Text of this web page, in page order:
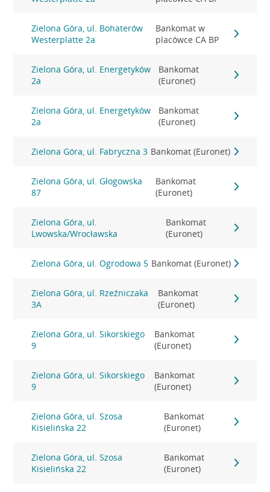
Zielona Góra, ul. Bohaterów
Westerplatte 2a
Bankomat w
placówce CA BP
Zielona Góra, ul. Energetyków
2a
Bankomat
(Euronet)
Zielona Góra, ul. Energetyków
2a
Bankomat
(Euronet)
Zielona Góra, ul. Fabryczna 3 Bankomat (Euronet)
Zielona Góra, ul. Głogowska
87
Bankomat
(Euronet)
Zielona Góra, ul.
Lwowska/Wrocławska
Bankomat
(Euronet)
Zielona Góra, ul. Ogrodowa 5 Bankomat (Euronet)
Zielona Góra, ul. Rzeźniczaka
3A
Bankomat
(Euronet)
Zielona Góra, ul. Sikorskiego
9
Bankomat
(Euronet)
Zielona Góra, ul. Sikorskiego
9
Bankomat
(Euronet)
Zielona Góra, ul. Szosa
Kisielińska 22
Bankomat
(Euronet)
Zielona Góra, ul. Szosa
Kisielińska 22
Bankomat
(Euronet)